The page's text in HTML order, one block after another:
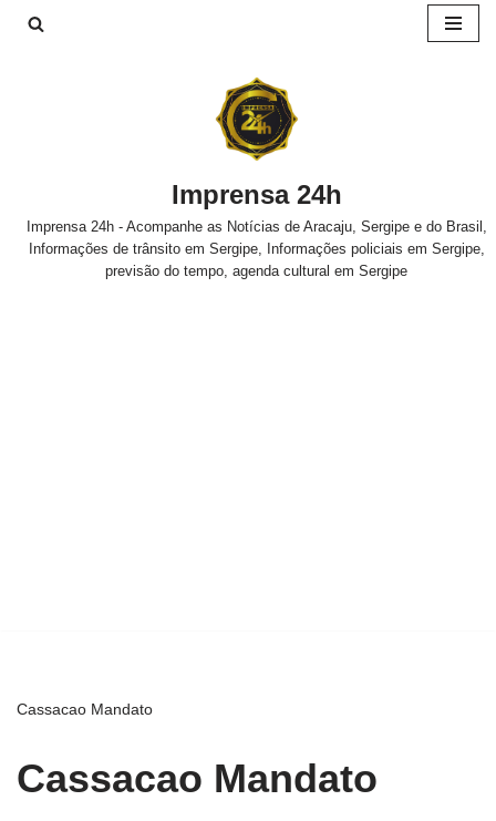
Imprensa 24h
Imprensa 24h - Acompanhe as Notícias de Aracaju, Sergipe e do Brasil,
Informações de trânsito em Sergipe, Informações policiais em Sergipe,
previsão do tempo, agenda cultural em Sergipe
Cassacao Mandato
Cassacao Mandato